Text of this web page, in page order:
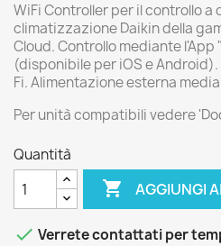
WiFi Controller per il controllo
climatizzazione Daikin della
Cloud. Controllo mediante l'App
(disponibile per iOS e
Fi. Alimentazione esterna
Per unità compatibili vedere
Quantità
 AGGIUNGI
 Verrete contattati per